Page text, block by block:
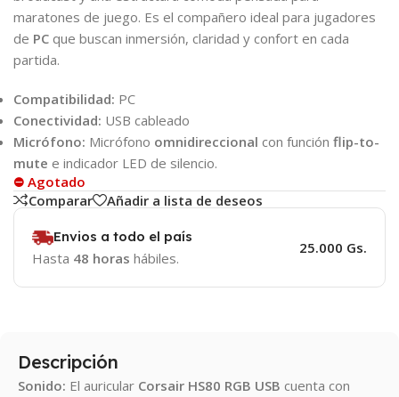
maratones de juego. Es el compañero ideal para jugadores
de PC que buscan inmersión, claridad y confort en cada
partida.
Compatibilidad: PC
Conectividad: USB cableado
Micrófono: Micrófono omnidireccional con función flip-to-
mute e indicador LED de silencio.
⛔ Agotado
Comparar
Añadir a lista de deseos
Envios a todo el país
Hasta 48 horas hábiles.
25.000 Gs.
Descripción
Sonido: El auricular Corsair HS80 RGB USB cuenta con